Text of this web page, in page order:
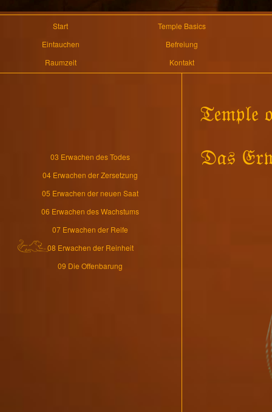
Start
Temple Basics
Eintauchen
Befreiung
Raumzeit
Kontakt
03 Erwachen des Todes
04 Erwachen der Zersetzung
05 Erwachen der neuen Saat
06 Erwachen des Wachstums
07 Erwachen der Reife
08 Erwachen der Reinheit
09 Die Offenbarung